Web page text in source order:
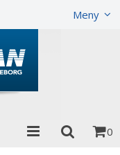
Meny
0